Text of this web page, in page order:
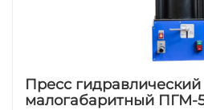
Пресс гидравлический
малогабаритный ПГМ-